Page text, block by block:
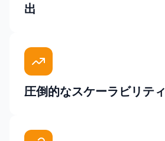
出
圧倒的なスケーラビリティ